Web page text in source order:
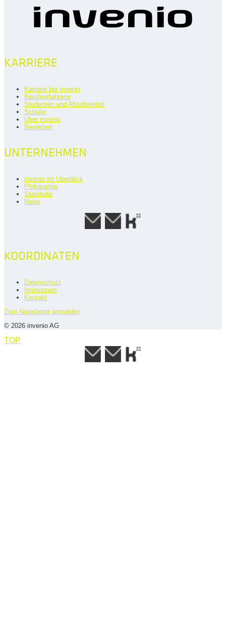
KARRIERE
Karriere bei invenio
Berufserfahrene
Studenten und Absolventen
Schüler
Über invenio
Bewerben
UNTERNEHMEN
invenio im Überblick
Philosophie
Standorte
News
KOORDINATEN
Datenschutz
Impressum
Kontakt
Zum Newsletter anmelden
© 2026 invenio AG
TOP